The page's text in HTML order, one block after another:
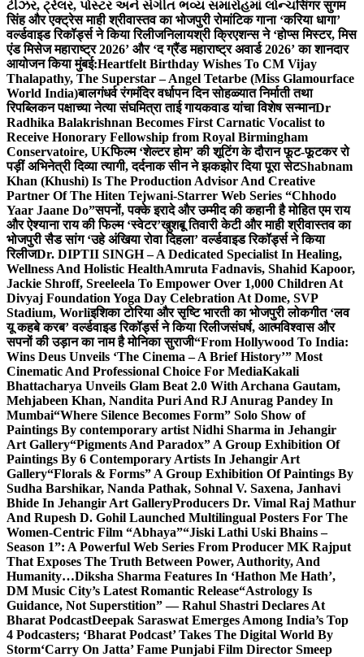
ટીઝર, ટ્રેલર, પોસ્ટર અને સંગીત ભવ્ય સમારોહમાં લોન્ચसिंगर सुगम
सिंह और एक्ट्रेस माही श्रीवास्तव का भोजपुरी रोमांटिक गाना ‘करिया धागा’
वर्ल्डवाइड रिकॉर्ड्स ने किया रिलीजनिलायश्री क्रिएशन्स ने ‘होप्स मिस्टर, मिस
एंड मिसेज महाराष्ट्र 2026’ और ‘द ग्रैंड महाराष्ट्र अवार्ड 2026’ का शानदार
आयोजन किया मुंबई:Heartfelt Birthday Wishes To CM Vijay
Thalapathy, The Superstar – Angel Tetarbe (Miss Glamourface
World India)बालगंधर्व रंगमंदिर वर्धापन दिन सोहळ्यात निर्माती तथा
रिपब्लिकन पक्षाच्या नेत्या संघमित्रा ताई गायकवाड यांचा विशेष सन्मानDr
Radhika Balakrishnan Becomes First Carnatic Vocalist to
Receive Honorary Fellowship from Royal Birmingham
Conservatoire, UKफिल्म ‘शेल्टर होम’ की शूटिंग के दौरान फूट-फूटकर रो
पड़ीं अभिनेत्री दिव्या त्यागी, दर्दनाक सीन ने झकझोर दिया पूरा सेटShabnam
Khan (Khushi) Is The Production Advisor And Creative
Partner Of The Hiten Tejwani-Starrer Web Series “Chhodo
Yaar Jaane Do”सपनों, पक्के इरादे और उम्मीद की कहानी है मोहित एम राय
और ऐश्याना राय की फिल्म ‘स्वेटर’खुशबू तिवारी केटी और माही श्रीवास्तव का
भोजपुरी सैड सांग ‘उहे अंखिया रोवा दिहला’ वर्ल्डवाइड रिकॉर्ड्स ने किया
रिलीजDr. DIPTII SINGH – A Dedicated Specialist In Healing,
Wellness And Holistic HealthAmruta Fadnavis, Shahid Kapoor,
Jackie Shroff, Sreeleela To Empower Over 1,000 Children At
Divyaj Foundation Yoga Day Celebration At Dome, SVP
Stadium, Worliइशिका टोरिया और सृष्टि भारती का भोजपुरी लोकगीत ‘लव
यू कहबे करब’ वर्ल्डवाइड रिकॉर्ड्स ने किया रिलीजसंघर्ष, आत्मविश्वास और
सपनों की उड़ान का नाम है मोनिका सुराजी“From Hollywood To India:
Wins Deus Unveils ‘The Cinema – A Brief History’” Most
Cinematic And Professional Choice For MediaKakali
Bhattacharya Unveils Glam Beat 2.0 With Archana Gautam,
Mehjabeen Khan, Nandita Puri And RJ Anurag Pandey In
Mumbai“Where Silence Becomes Form” Solo Show of
Paintings By contemporary artist Nidhi Sharma in Jehangir
Art Gallery“Pigments And Paradox” A Group Exhibition Of
Paintings By 6 Contemporary Artists In Jehangir Art
Gallery“Florals & Forms” A Group Exhibition Of Paintings By
Sudha Barshikar, Nanda Pathak, Sohnal V. Saxena, Janhavi
Bhide In Jehangir Art GalleryProducers Dr. Vimal Raj Mathur
And Rupesh D. Gohil Launched Multilingual Posters For The
Women-Centric Film “Abhaya”“Jiski Lathi Uski Bhains –
Season 1”: A Powerful Web Series From Producer MK Rajput
That Exposes The Truth Between Power, Authority, And
Humanity…Diksha Sharma Features In ‘Hathon Me Hath’,
DM Music City’s Latest Romantic Release“Astrology Is
Guidance, Not Superstition” — Rahul Shastri Declares At
Bharat PodcastDeepak Saraswat Emerges Among India’s Top
4 Podcasters; ‘Bharat Podcast’ Takes The Digital World By
Storm‘Carry On Jatta’ Fame Punjabi Film Director Smeep